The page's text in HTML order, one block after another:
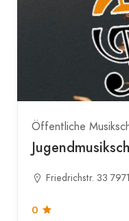
Öffentliche
Friedrichstr. 33
0